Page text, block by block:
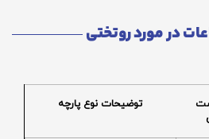
در مورد روتختی
توضیحات نوع پارچه